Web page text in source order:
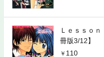
Ｌｅｓｓｏ
冊版3/12】
110